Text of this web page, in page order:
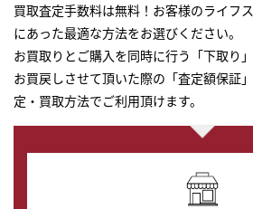
買取査定手数料は無料！お客様のライフ
にあった最適な方法をお選びください。
お買取りとご購入を同時に行う「下取り
お買戻しさせて頂いた際の「査定額保証
定・買取方法でご利用頂けます。